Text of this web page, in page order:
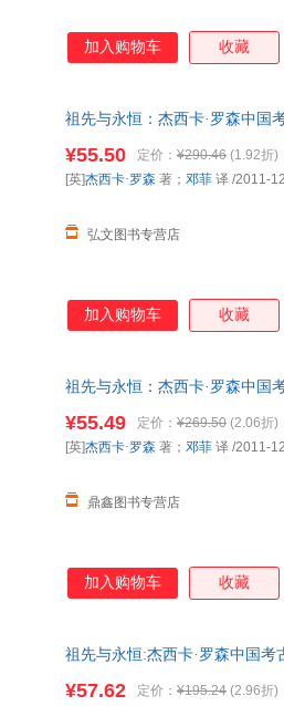
加入购物车 收藏
祖先与永恒：杰西卡·罗森中国
免纠纷。
¥55.50 定价： ¥290.46 (1.92折)
弘文图书专营店
[英]杰西卡·罗森 著； 邓菲 译 /2011-
加入购物车 收藏
祖先与永恒：杰西卡·罗森中国
票。
¥55.49 定价： ¥269.50 (2.06折)
鼎鑫图书专营店
[英]杰西卡·罗森 著； 邓菲 译 /2011-
加入购物车 收藏
祖先与永恒:杰西卡·罗森中国
¥57.62 定价： ¥195.24 (2.96折)